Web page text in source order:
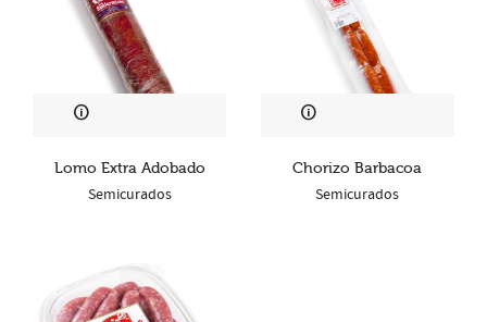
Lomo Extra Adobado
Semicurados
Chorizo Barbacoa
Semicurados